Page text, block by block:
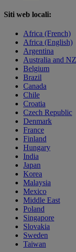
Siti web locali:
Africa (French)
Africa (English)
Argentina
Australia and NZ
Belgium
Brazil
Canada
Chile
Croatia
Czech Republic
Denmark
France
Finland
Hungary
India
Japan
Korea
Malaysia
Mexico
Middle East
Poland
Singapore
Slovakia
Sweden
Taiwan